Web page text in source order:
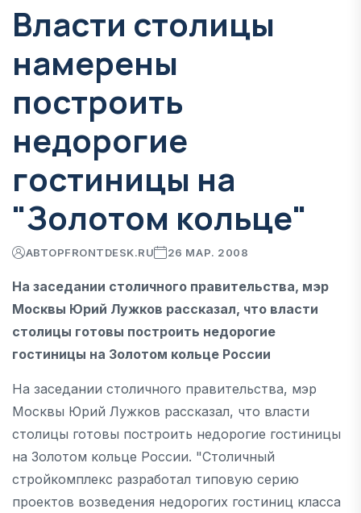
Власти столицы
намерены
построить
недорогие
гостиницы на
"Золотом кольце"
АВТОРFRONTDESK.RU 26 МАР. 2008
На заседании столичного правительства, мэр
Москвы Юрий Лужков рассказал, что власти
столицы готовы построить недорогие
гостиницы на Золотом кольце России
На заседании столичного правительства, мэр
Москвы Юрий Лужков рассказал, что власти
столицы готовы построить недорогие гостиницы
на Золотом кольце России. "Столичный
стройкомплекс разработал типовую серию
проектов возведения недорогих гостиниц класса